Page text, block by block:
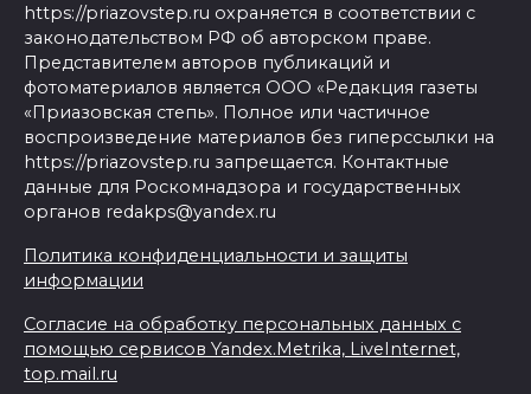
https://priazovstep.ru охраняется в соответствии с
законодательством РФ об авторском праве.
Представителем авторов публикаций и
фотоматериалов является ООО «Редакция газеты
«Приазовская степь». Полное или частичное
воспроизведение материалов без гиперссылки на
https://priazovstep.ru запрещается. Контактные
данные для Роскомнадзора и государственных
органов redakps@yandex.ru
Политика конфиденциальности и защиты
информации
Согласие на обработку персональных данных с
помощью сервисов Yandex.Metrika, LiveInternet,
top.mail.ru